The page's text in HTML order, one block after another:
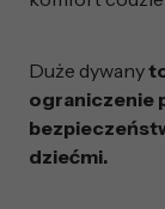
Duże dywany
ograniczenie
dziećmi.